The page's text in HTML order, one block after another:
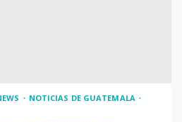
NOTICIAS DE GUATEMALA